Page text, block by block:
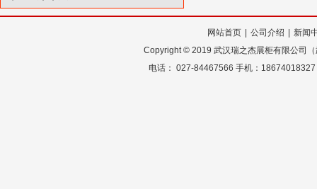
网站首页 公司介绍
新闻
Copyright© 2019 武汉瑞之杰展柜有限公司
电话： 027-84467566 手机：